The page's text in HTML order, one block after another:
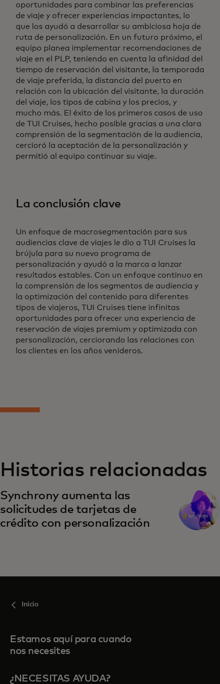
oportunidades para combinar las preferencias
de viaje y ofrecer experiencias impactantes, lo
que los ayudó a desarrollar su ambiciosa hoja de
ruta de personalización. En un futuro próximo, el
equipo planea implementar recomendaciones de
viaje en el PLP, teniendo en cuenta la afinidad del
tiempo de reservación del visitante, la temporada
de viaje preferida, la distancia del puerto en
relación con la ubicación del visitante, la duración
del viaje, los tipos de cabina y los precios, y
mucho más. El éxito de los primeros casos de uso
de TUI Cruises, hecho posible gracias a una clara
comprensión de la segmentación de la audiencia,
cercioró la aceptación de la personalización y
permitió al equipo continuar su viaje.
La conclusión clave
Un enfoque de macrosegmentación para sus
audiencias clave de viajes le dio a TUI Cruises la
brújula para su nuevo programa de
personalización y ayudó a la marca a lanzar
resultados estables. Con un enfoque continuo en
la comprensión de los segmentos de audiencia y
la optimización del contenido para diferentes
tipos de viajeros, TUI Cruises tiene infinitas
oportunidades para ofrecer una experiencia de
reservación de viajes premium y optimizada con
personalización, cerciorando las relaciones con
los clientes en los años venideros.
Historias relacionadas
Synchrony aumenta las
solicitudes de tarjetas de
crédito con personalización
Inicio
Estamos aquí para cuando
nos necesites
¿NECESITAS AYUDA?